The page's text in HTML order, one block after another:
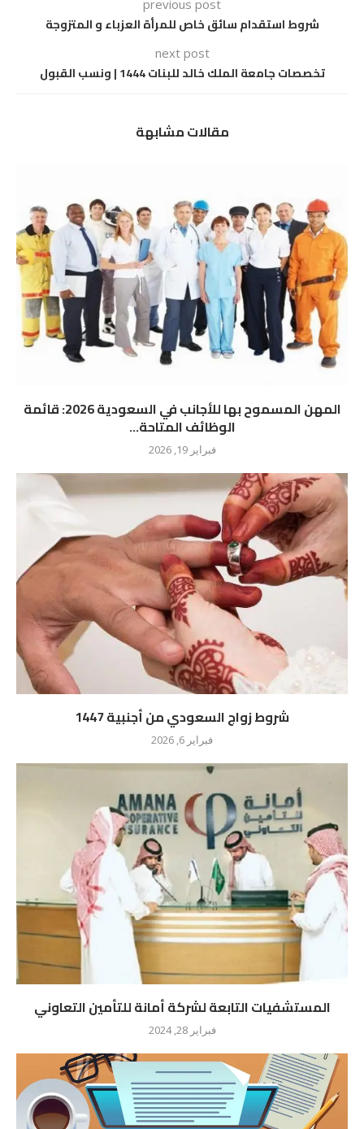
previous post
شروط استقدام سائق خاص للمرأة العزباء و المتزوجة
next post
تخصصات جامعة الملك خالد للبنات 1444 | ونسب القبول
مقالات مشابهة
المهن المسموح بها للأجانب في السعودية 2026: قائمة
الوظائف المتاحة...
فبراير 19, 2026
شروط زواج السعودي من أجنبية 1447
فبراير 6, 2026
المستشفيات التابعة لشركة أمانة للتأمين التعاوني
فبراير 28, 2024